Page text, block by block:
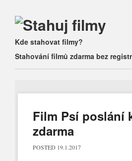
Main menu
Skip
to
content
Kde stahovat filmy?
Stahování filmů zdarma bez
Film Psí poslání
zdarma
POSTED 19.1.2017